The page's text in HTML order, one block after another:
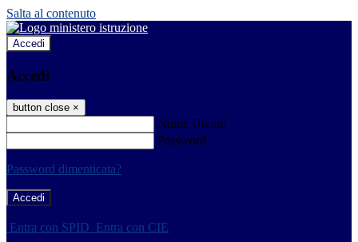
Salta al contenuto
Accedi
Accedi
button close ×
Nome Utente
Password
Password dimenticata?
-
Entra con SPID Entra con CIE